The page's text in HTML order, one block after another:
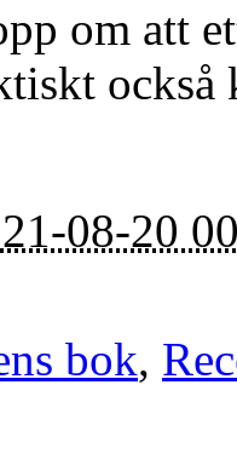
om att
08-20
bok,